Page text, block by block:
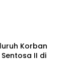
Korban
II di